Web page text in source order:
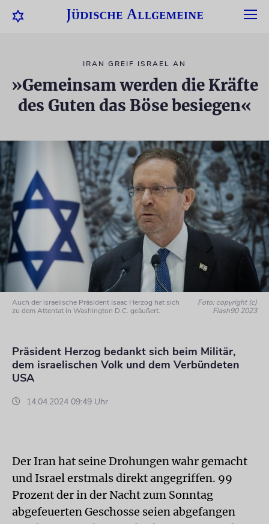
IRAN GREIF ISRAEL AN
»Gemeinsam werden die Kräfte
des Guten das Böse besiegen«
Auch der israelische Präsident Isaac Herzog hat sich
zu dem Attentat in Washington D.C. geäußert.
Foto: copyright (c)
Flash90 2023
Präsident Herzog bedankt sich beim Militär,
dem israelischen Volk und dem Verbündeten
USA
14.04.2024 09:49 Uhr
Der Iran hat seine Drohungen wahr gemacht
und Israel erstmals direkt angegriffen. 99
Prozent der in der Nacht zum Sonntag
abgefeuerten Geschosse seien abgefangen